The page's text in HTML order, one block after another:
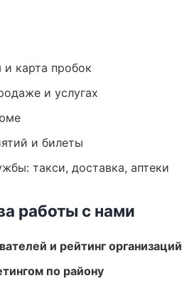
карта пробок
и услугах
и билеты
такси, доставка, аптеки
работы с нами
и рейтинг организаций
по району